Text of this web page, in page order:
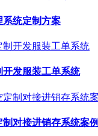
系统定制方案
开发服装工单系统
对接进销存系统案例